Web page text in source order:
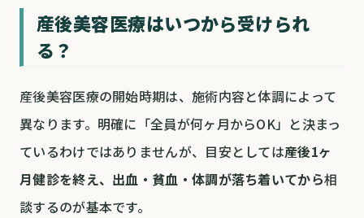
産後美容医療はいつから受けられ
る？
産後美容医療の開始時期は、施術内容と体調によって
異なります。明確に「全員が何ヶ月からOK」と決まっ
ているわけではありませんが、目安としては産後1ヶ
月健診を終え、出血・貧血・体調が落ち着いてから相
談するのが基本です。